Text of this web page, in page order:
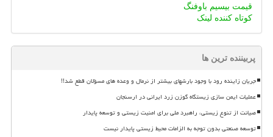
قیمت بیسیم باوفنگ
کوتاه کننده لینک
پربیننده ترین ها
جریان زاینده رود با وجود بارشهای بیشتر از نرمال و وعده های مسؤلان قطع شد!!
عملیات ایمن سازی زیستگاه گوزن زرد ایرانی در ارسنجان
صیانت از تنوع زیستی، راهبرد ملی برای امنیت زیستی و توسعه پایدار
توسعه صنعتی بدون توجه به الزامات محیط زیستی پایدار نیست